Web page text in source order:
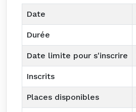
Date
Durée
Date limite pour s'inscrire
Inscrits
Places disponibles